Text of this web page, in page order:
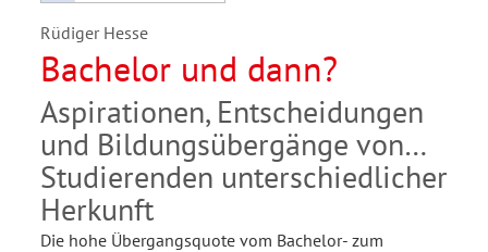
Rüdiger Hesse
Bachelor und dann?
Aspirationen, Entscheidungen
und Bildungsübergänge von
Studierenden unterschiedlicher
Herkunft
Die hohe Übergangsquote vom Bachelor- zum